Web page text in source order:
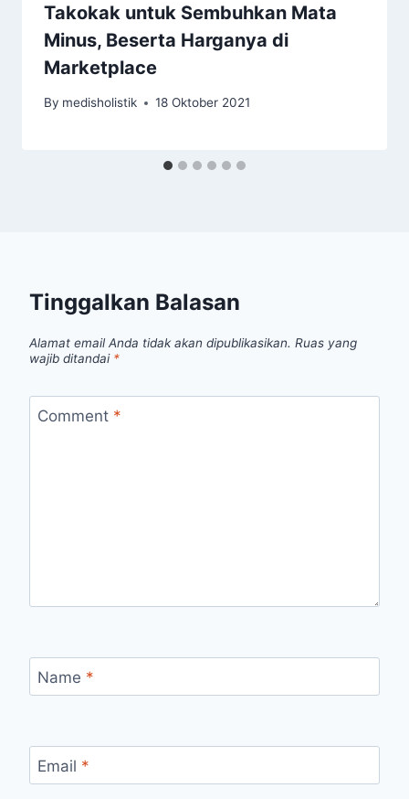
Takokak untuk Sembuhkan Mata
Minus, Beserta Harganya di
Marketplace
By medisholistik 18 Oktober 2021
Tinggalkan Balasan
Alamat email Anda tidak akan dipublikasikan. Ruas yang
wajib ditandai *
Comment *
Name *
Email *